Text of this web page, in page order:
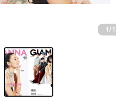
1 /1